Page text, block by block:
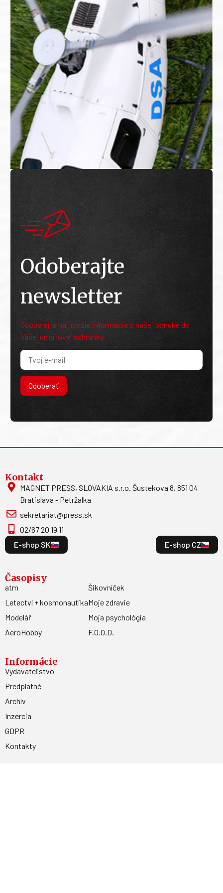
Odoberajte
newsletter
Odoberajte najnovšie informácie o našej ponuke do
Vašej emailovej schránky.
Odoberať
Kontakt
MAGNET PRESS, SLOVAKIA s.r.o. Šustekova 8, 851 04
Bratislava - Petržalka
sekretariat@press.sk
02/67 20 19 11
E-shop SK
E-shop CZ
Časopisy
atm
Letectví + kosmonautika
Modelář
AeroHobby
Šikovníček
Moje zdravie
Moja psychológia
F.O.O.D.
Informácie
Vydavateľstvo
Predplatné
Archív
Inzercia
GDPR
Kontakty